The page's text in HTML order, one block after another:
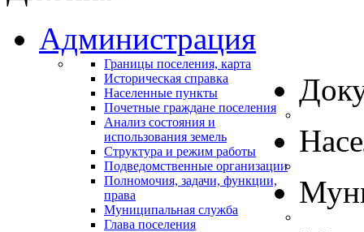
Администрация
Границы поселения, карта
Историческая справка
Населенные пункты
Почетные граждане поселения
Анализ состояния и
использования земель
Структура и режим работы
Подведомственные организации
Полномочия, задачи, функции,
права
Муниципальная служба
Глава поселения